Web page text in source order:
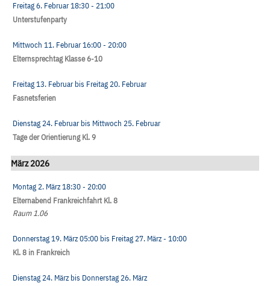
Freitag 6. Februar18:30- 21:00
Unterstufenparty
Mittwoch 11. Februar16:00- 20:00
Elternsprechtag Klasse 6-10
Freitag 13. Februarbis Freitag 20. Februar
Fasnetsferien
Dienstag 24. Februarbis Mittwoch 25. Februar
Tage der Orientierung Kl. 9
März 2026
Montag 2. März18:30- 20:00
Elternabend Frankreichfahrt Kl. 8
Raum 1.06
Donnerstag 19. März05:00 bis Freitag 27. März- 10:00
Kl. 8 in Frankreich
Dienstag 24. März bis Donnerstag 26. März